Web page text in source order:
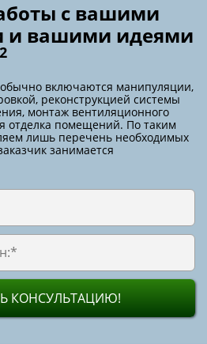
ЗАКАЗАТЬ
У НАС
фирм по ремонту